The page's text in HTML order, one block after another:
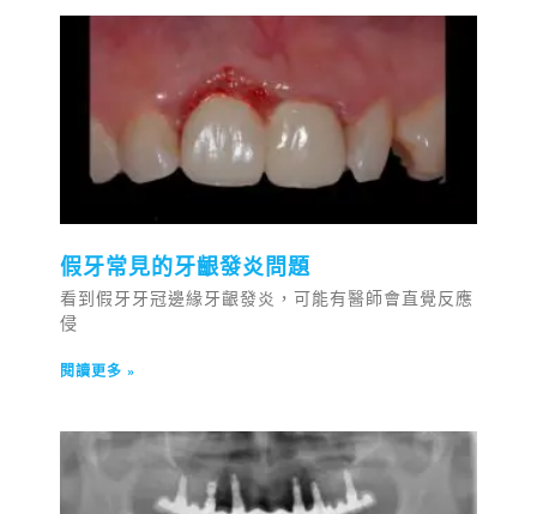
假牙常見的牙齦發炎問題
看到假牙牙冠邊緣牙齦發炎，可能有醫師會直覺反應
侵
閱讀更多 »